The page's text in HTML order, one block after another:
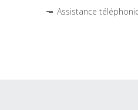
Assistance